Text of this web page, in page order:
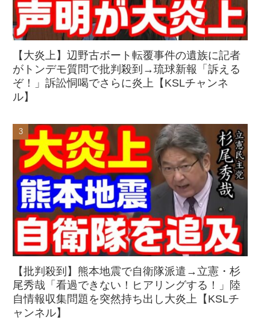
【大炎上】辺野古ボート転覆事件の遺族に記者
がトンデモ質問で批判殺到→琉球新報「訴える
ぞ！」訴訟恫喝でさらに炎上【KSLチャンネ
ル】
【批判殺到】熊本地震で自衛隊派遣→立憲・杉
尾秀哉「看過できない！ヒアリングする！」陸
自情報収集問題を突然持ち出し大炎上【KSLチ
ャンネル】